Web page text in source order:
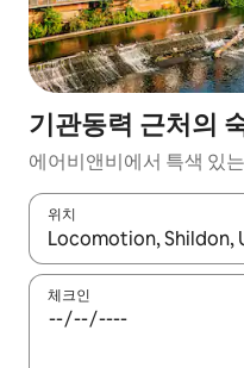
기관동력 근처의
에어비앤비에서 특색 있
위치
결과가 나오면 위·아래 화
체크인